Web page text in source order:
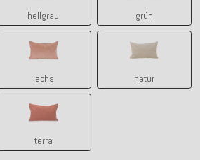
hellgrau grün
lachs
lachs
natur
terra